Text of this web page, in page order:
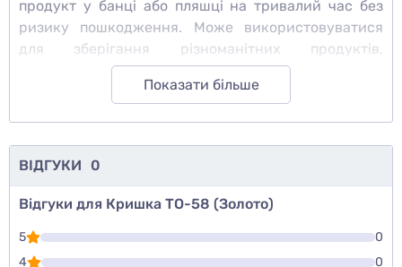
продукт у банці або пляшці на тривалий час без
ризику пошкодження. Може використовуватися
для зберігання різноманітних продуктів,
включаючи напої, консерви, солодощі та інші
продукти, які потребують герметичності.
Показати більше
ВІДГУКИ 0
Відгуки для Кришка ТО-58 (Золото)
5
0
4
0